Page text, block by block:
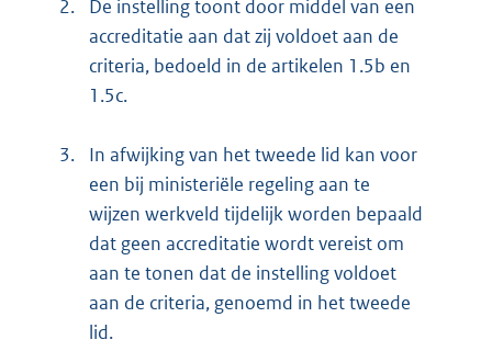
2.
De instelling toont door middel van een
accreditatie aan dat zij voldoet aan de
criteria, bedoeld in de artikelen 1.5b en
1.5c.
3.
In afwijking van het tweede lid kan voor
een bij ministeriële regeling aan te
wijzen werkveld tijdelijk worden bepaald
dat geen accreditatie wordt vereist om
aan te tonen dat de instelling voldoet
aan de criteria, genoemd in het tweede
lid.